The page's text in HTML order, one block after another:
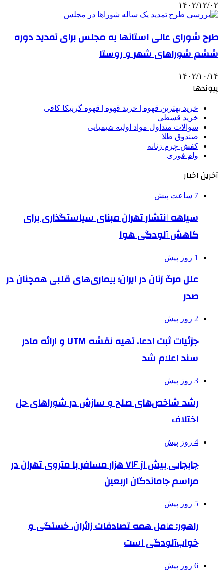
۱۴۰۲/۱۲/۰۲
طرح شورای عالی استانها به مجلس برای تمدید دوره
ششم شوراهای شهر و روستا
۱۴۰۲/۱۰/۱۴
پیوندها
خرید بهترین قهوه | خرید قهوه | قهوه گرنیکا کافی
خرید قسطی
سوالات متداول مواد اولیه شیمیایی
صندوق طلا
کفش چرم زنانه
وام فوری
آخرین اخبار
7 ساعت پیش
سیاهه انتشار تهران مبنای سیاستگذاری برای
کاهش آلودگی هوا
1 روز پیش
علل مرگ زنان در ایران؛ بیماری‌های قلبی همچنان در
صدر
2 روز پیش
جزئیات ثبت ادعا، تهیه نقشه UTM و ارائه مادر
سند اعلام شد
3 روز پیش
رشد شاخص‌های صلح و سازش در شوراهای حل
اختلاف
4 روز پیش
جابجایی بیش از ۷۱۶ هزار مسافر با متروی تهران در
مراسم جاماندگان اربعین
5 روز پیش
راهور: عامل همه تصادفات زائران، خستگی و
خواب‌آلودگی است
6 روز پیش